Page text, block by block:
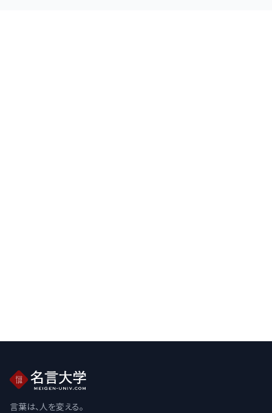
言葉は、人を変える。